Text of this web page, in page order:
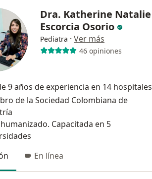
Dra. Katherine Natalie
Escorcia Osorio
Pediatra · Ver más
46 opiniones
9 años de experiencia en 14 hospitales
de la Sociedad Colombiana de
Capacitada en 5
En línea